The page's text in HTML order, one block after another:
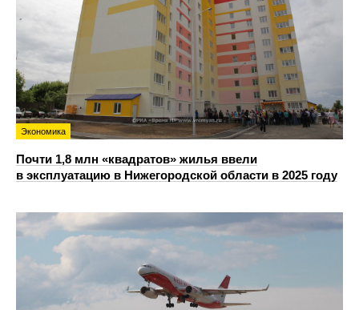
Экономика
Почти 1,8 млн «квадратов» жилья ввели
в эксплуатацию в Нижегородской области в 2025 году